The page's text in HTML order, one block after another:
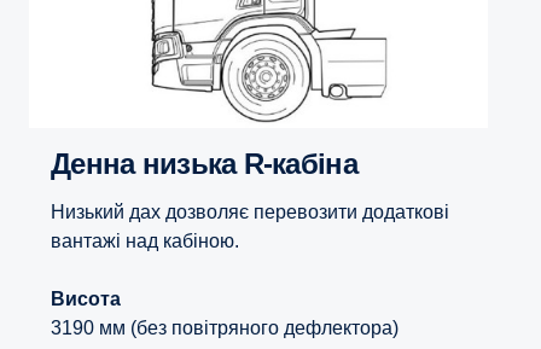
Денна низька R-кабіна
Низький дах дозволяє перевозити додаткові
вантажі над кабіною.
Висота
3190 мм (без повітряного дефлектора)